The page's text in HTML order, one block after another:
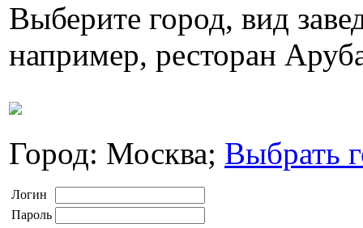
Выберите город, вид
например, ресторан
Город: Москва; Выбрать
Логин
Пароль